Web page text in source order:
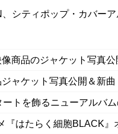
、シティポップ・カバー
商品のジャケット写真公
ャケット写真公開＆新
トを飾るニューアルバ
『はたらく細胞BLACK』